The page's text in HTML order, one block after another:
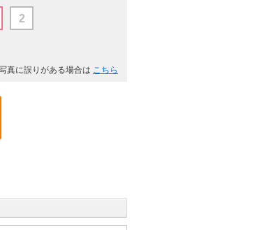
2
真に誤りがある場合は こちら